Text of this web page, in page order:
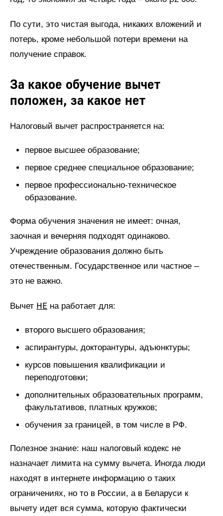
По сути, это чистая выгода, никаких вложений и
потерь, кроме небольшой потери времени на
получение справок.
За какое обучение вычет
положен, за какое нет
Налоговый вычет распространяется на:
первое высшее образование;
первое среднее специальное образование;
первое профессионально-техническое
образование.
Форма обучения значения не имеет: очная,
заочная и вечерняя подходят одинаково.
Учреждение образования должно быть
отечественным. Государственное или частное –
это не важно.
Вычет НЕ на работает для:
второго высшего образования;
аспирантуры, докторантуры, адъюнктуры;
курсов повышения квалификации и
переподготовки;
дополнительных образовательных программ,
факультативов, платных кружков;
обучения за границей, в том числе в РФ.
Полезное знание: наш налоговый кодекс не
назначает лимита на сумму вычета. Иногда люди
находят в интернете информацию о таких
ограничениях, но то в России, а в Беларуси к
вычету идет вся сумма, которую фактически